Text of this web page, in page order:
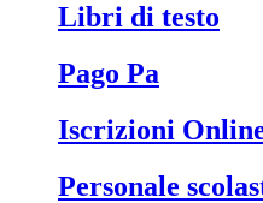
Libri di testo
Pago Pa
Iscrizioni
Personale